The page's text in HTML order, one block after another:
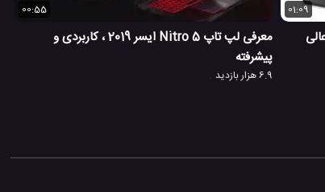
01:09
00:55
معرفی لپ تاپ Nitro 5 ایسر 2019 ، کاربردی و
پیشرفته
6.9 هزار بازدید